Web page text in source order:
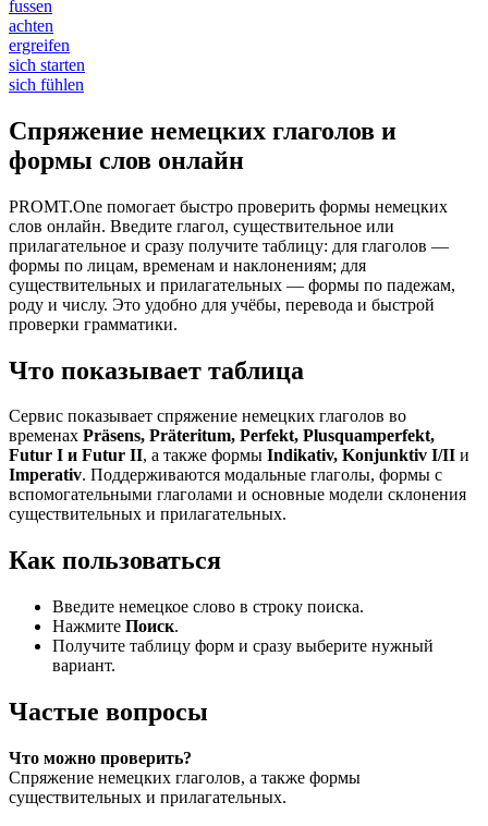
fussen
achten
ergreifen
sich starten
sich fühlen
Спряжение немецких глаголов и
формы слов онлайн
PROMT.One помогает быстро проверить формы немецких
слов онлайн. Введите глагол, существительное или
прилагательное и сразу получите таблицу: для глаголов —
формы по лицам, временам и наклонениям; для
существительных и прилагательных — формы по падежам,
роду и числу. Это удобно для учёбы, перевода и быстрой
проверки грамматики.
Что показывает таблица
Сервис показывает спряжение немецких глаголов во
временах Präsens, Präteritum, Perfekt, Plusquamperfekt,
Futur I и Futur II, а также формы Indikativ, Konjunktiv I/II и
Imperativ. Поддерживаются модальные глаголы, формы с
вспомогательными глаголами и основные модели склонения
существительных и прилагательных.
Как пользоваться
Введите немецкое слово в строку поиска.
Нажмите Поиск.
Получите таблицу форм и сразу выберите нужный
вариант.
Частые вопросы
Что можно проверить?
Спряжение немецких глаголов, а также формы
существительных и прилагательных.